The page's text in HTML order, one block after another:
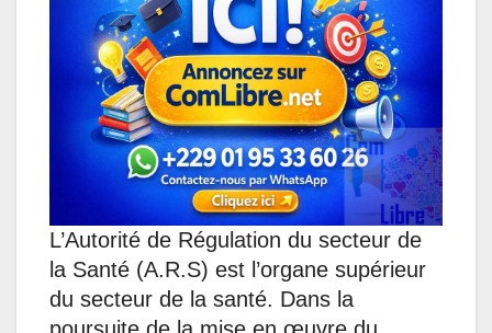
p
o
o
k
d
I
n
n
g
e
r
r
a
m
L’Autorité de Régulation du secteur de
la Santé (A.R.S) est l’organe supérieur
du secteur de la santé. Dans la